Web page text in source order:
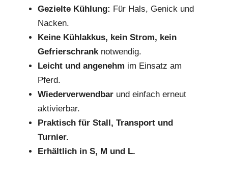
Gezielte Kühlung: Für Hals, Genick und
Nacken.
Keine Kühlakkus, kein Strom, kein
Gefrierschranknotwendig.
Leicht und angenehm im Einsatz am
Pferd.
Wiederverwendbar und einfach erneut
aktivierbar.
Praktisch für Stall, Transport und
Turnier.
Erhältlich in S, M und L.